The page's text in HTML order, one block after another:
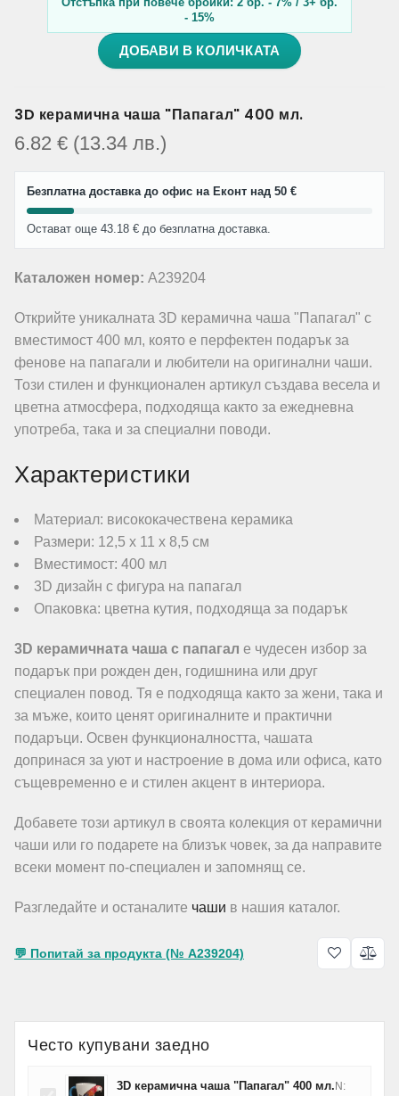
- 15%
ДОБАВИ В КОЛИЧКАТА
3D керамична чаша "Папагал" 400 мл.
6.82 € (13.34 лв.)
Безплатна доставка до офис на Еконт над 50 €
Остават още 43.18 € до безплатна доставка.
Каталожен номер: A239204
Открийте уникалната 3D керамична чаша "Папагал" с
вместимост 400 мл, която е перфектен подарък за
фенове на папагали и любители на оригинални чаши.
Този стилен и функционален артикул създава весела и
цветна атмосфера, подходяща както за ежедневна
употреба, така и за специални поводи.
Характеристики
Материал: висококачествена керамика
Размери: 12,5 х 11 х 8,5 см
Вместимост: 400 мл
3D дизайн с фигура на папагал
Опаковка: цветна кутия, подходяща за подарък
3D керамичната чаша с папагал е чудесен избор за
подарък при рожден ден, годишнина или друг
специален повод. Тя е подходяща както за жени, така и
за мъже, които ценят оригиналните и практични
подаръци. Освен функционалността, чашата
допринася за уют и настроение в дома или офиса, като
същевременно е и стилен акцент в интериора.
Добавете този артикул в своята колекция от керамични
чаши или го подарете на близък човек, за да направите
всеки момент по-специален и запомнящ се.
Разгледайте и останалите чаши в нашия каталог.
💬 Попитай за продукта (№ A239204)
Често купувани заедно
3D керамична чаша "Папагал" 400 мл. N: